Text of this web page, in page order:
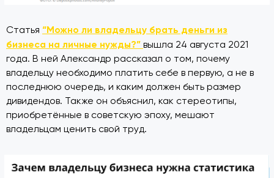
Статья “Можно ли владельцу брать деньги из
бизнеса на личные нужды?” вышла 24 августа 2021
года. В ней Александр рассказал о том, почему
владельцу необходимо платить себе в первую, а не в
последнюю очередь, и каким должен быть размер
дивидендов. Также он объяснил, как стереотипы,
приобретённые в советскую эпоху, мешают
владельцам ценить свой труд.